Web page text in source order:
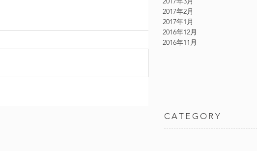
2017年2月
2017年1月
2016年12月
2016年11月
CATEGORY